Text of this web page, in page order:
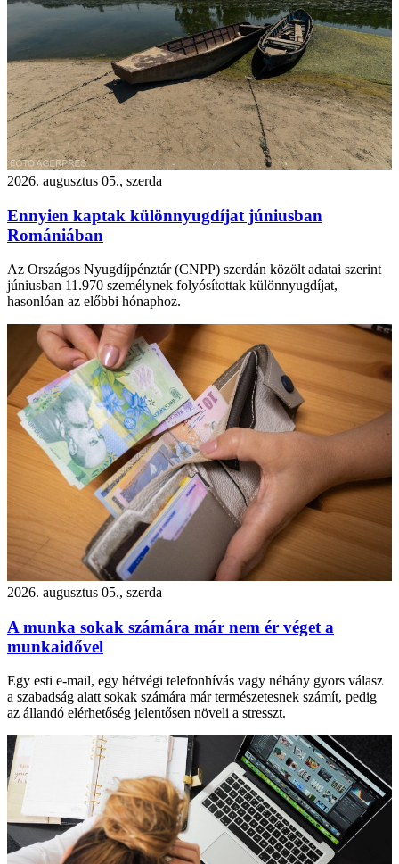
2026. augusztus 05., szerda
Ennyien kaptak különnyugdíjat júniusban
Romániában
Az Országos Nyugdíjpénztár (CNPP) szerdán közölt adatai szerint
júniusban 11.970 személynek folyósítottak különnyugdíjat,
hasonlóan az előbbi hónaphoz.
2026. augusztus 05., szerda
A munka sokak számára már nem ér véget a
munkaidővel
Egy esti e-mail, egy hétvégi telefonhívás vagy néhány gyors válasz
a szabadság alatt sokak számára már természetesnek számít, pedig
az állandó elérhetőség jelentősen növeli a stresszt.